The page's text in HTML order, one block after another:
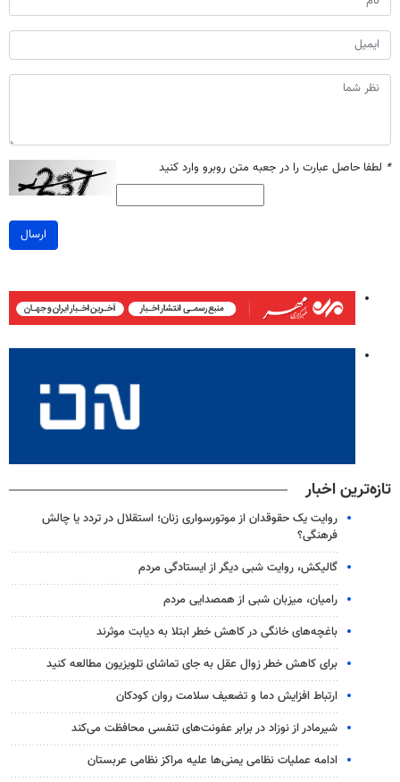
* لطفا حاصل عبارت را در جعبه متن روبرو وارد کنید
ارسال
تازه‌ترین اخبار
روایت یک حقوقدان از موتورسواری زنان؛ استقلال در تردد یا چالش
فرهنگی؟
گالیکش، روایت شبی دیگر از ایستادگی مردم
رامیان، میزبان شبی از همصدایی مردم
باغچه‌های خانگی در کاهش خطر ابتلا به دیابت موثرند
برای کاهش خطر زوال عقل به جای تماشای تلویزیون مطالعه کنید
ارتباط افزایش دما و تضعیف سلامت روان کودکان
شیرمادر از نوزاد در برابر عفونت‌های تنفسی محافظت می‌کند
ادامه عملیات نظامی یمنی‌ها علیه مراکز نظامی عربستان